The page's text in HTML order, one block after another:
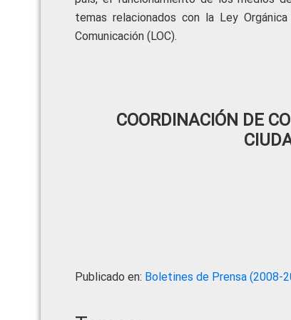
temas relacionados con la Ley
Comunicación (LOC).
COORDINACIÓN DE
Publicado en: Boletines de Prensa (2008-